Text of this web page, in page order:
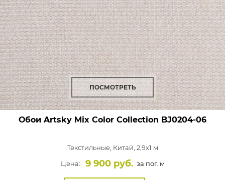
ПОСМОТРЕТЬ
Обои Artsky Mix Color Collection BJ0204-06
Текстильные, Китай, 2,9x1 м
Цена:
9 900 руб. за пог. м